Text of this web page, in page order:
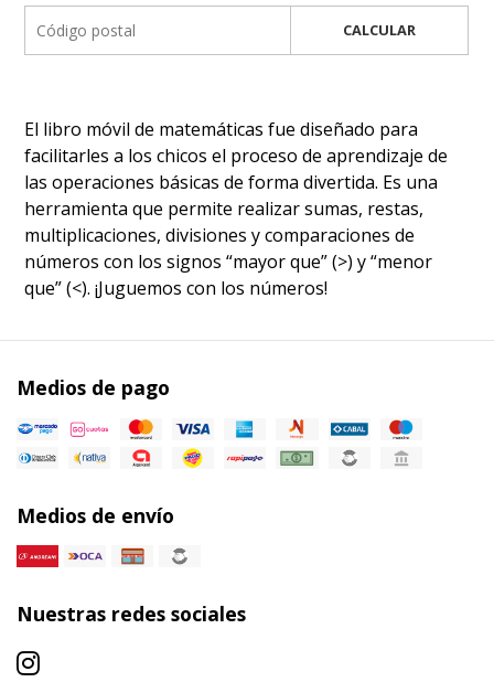
CALCULAR
El libro móvil de matemáticas fue diseñado para
facilitarles a los chicos el proceso de aprendizaje de
las operaciones básicas de forma divertida. Es una
herramienta que permite realizar sumas, restas,
multiplicaciones, divisiones y comparaciones de
números con los signos “mayor que” (>) y “menor
que” (<). ¡Juguemos con los números!
Medios de pago
Medios de envío
Nuestras redes sociales